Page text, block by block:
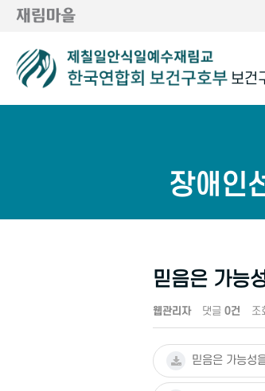
보건
장애인
믿음은 가능
웹관리자 댓글 0건 조
믿음은 가능성